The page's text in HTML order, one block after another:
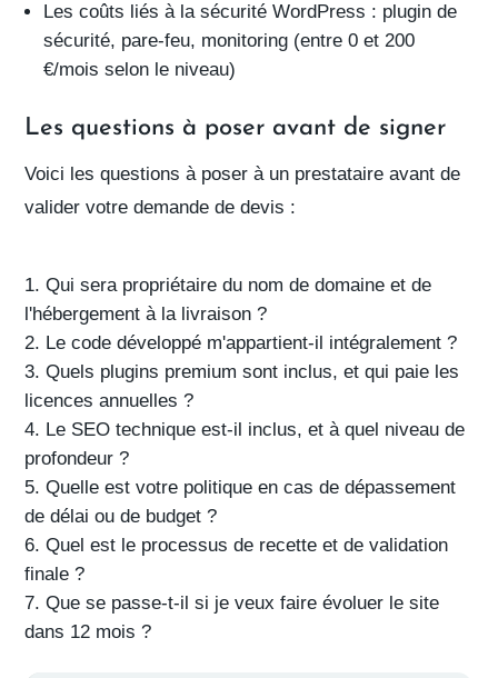
Lescoûts liés à la sécurité WordPress : plugin de
sécurité, pare-feu, monitoring (entre 0 et 200
€/mois selon le niveau)
Les questions à poser avant de signer
Voici les questions à poser à un prestataire avant de
valider votredemande de devis :
Qui sera propriétaire du nom de domaine et de
l'hébergement à la livraison ?
Le code développé m'appartient-il intégralement ?
Quels plugins premium sont inclus, et qui paie les
licences annuelles ?
Le SEO technique est-il inclus, et à quel niveau de
profondeur ?
Quelle est votre politique en cas de dépassement
de délai ou de budget ?
Quel est le processus de recette et de validation
finale ?
Que se passe-t-il si je veux faire évoluer le site
dans 12 mois ?